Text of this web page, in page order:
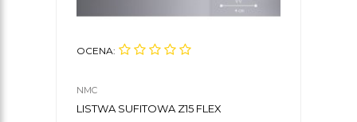
OCENA:
NMC
LISTWA SUFITOWA Z15 FLEX